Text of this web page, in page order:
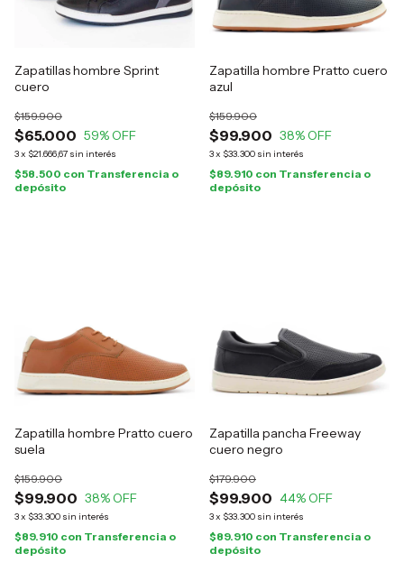
Zapatillas hombre Sprint
cuero
$65.000
$159.900
59% OFF
3x $21.666,67 sin interés
$58.500 con Transferencia o
depósito
Zapatilla hombre Pratto cuero
azul
$99.900
$159.900
38% OFF
3x $33.300 sin interés
$89.910 con Transferencia o
depósito
Zapatilla hombre Pratto cuero
suela
$99.900
$159.900
38% OFF
3x $33.300 sin interés
$89.910 con Transferencia o
depósito
Zapatilla pancha Freeway
cuero negro
$99.900
$179.900
44% OFF
3x $33.300 sin interés
$89.910 con Transferencia o
depósito